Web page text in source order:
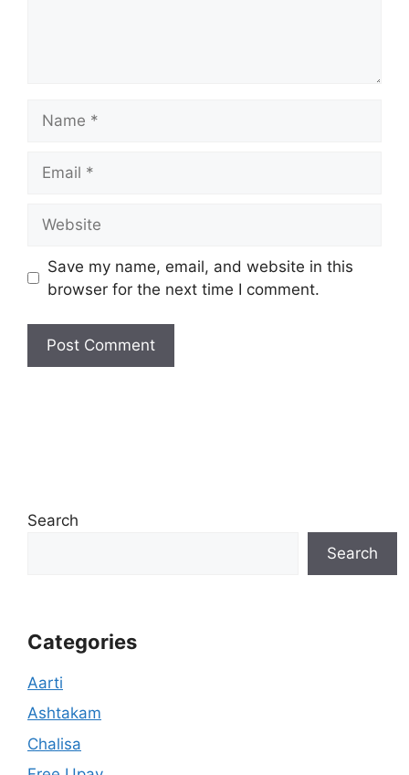
Save my name, email, and website in this
browser for the next time I comment.
Search
Search
Categories
Aarti
Ashtakam
Chalisa